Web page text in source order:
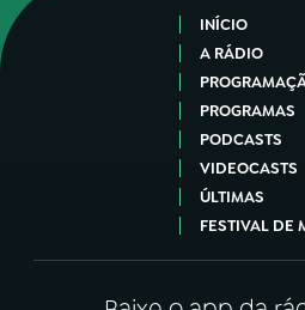
INÍCIO
A RÁDIO
PROGRAMAS
PODCASTS
VIDEOCASTS
ÚLTIMAS
FESTIVAL DE